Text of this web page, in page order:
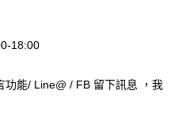
中國信託商業銀行
18:00
能/ Line@ / FB 留下訊息 ，我